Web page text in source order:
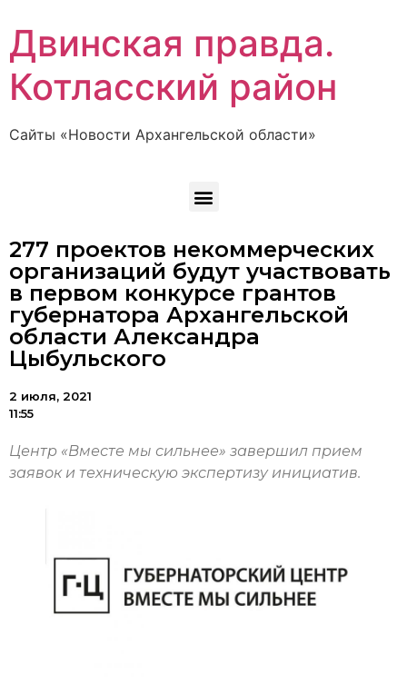
Двинская правда.
Котласский район
Сайты «Новости Архангельской области»
277 проектов некоммерческих
организаций будут участвовать
в первом конкурсе грантов
губернатора Архангельской
области Александра
Цыбульского
2 июля, 2021
11:55
Центр «Вместе мы сильнее» завершил прием
заявок и техническую экспертизу инициатив.